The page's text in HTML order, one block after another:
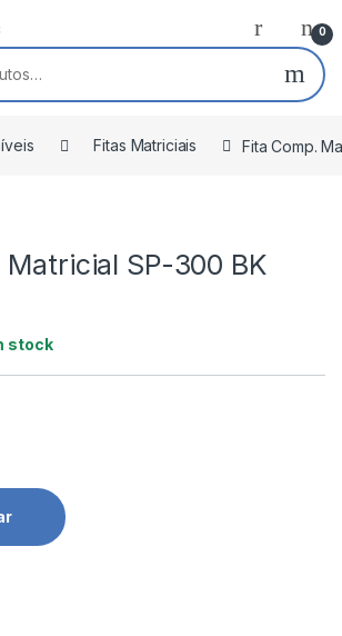
0
Fitas Matriciais Fita Comp.
Matricial SP-300 BK
stock